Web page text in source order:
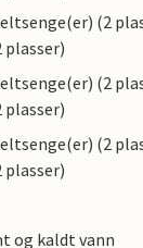
(2
(2
(2
og kaldt vann